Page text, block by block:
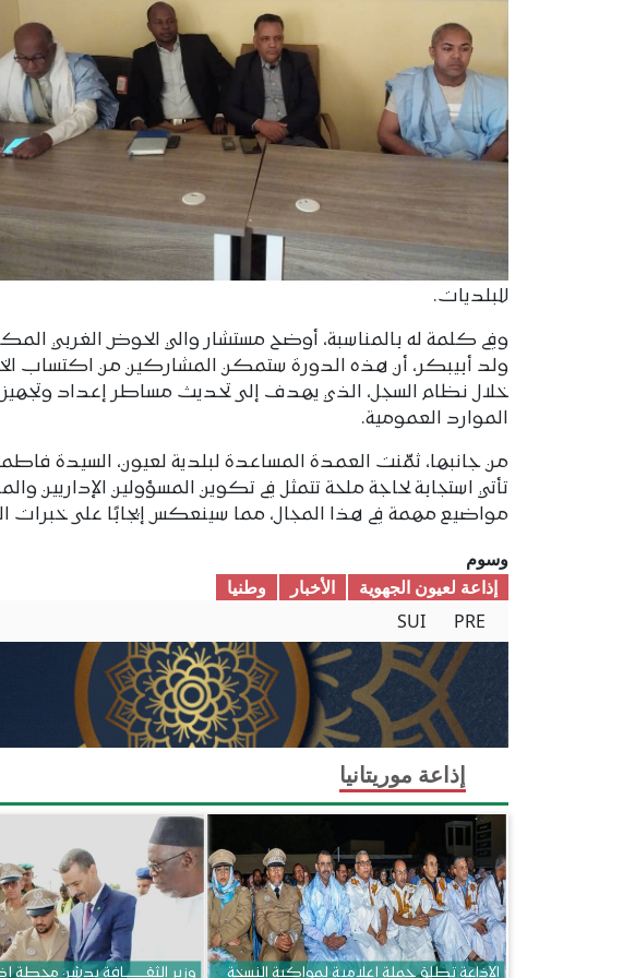
للبلديات.
وفي كلمة له بالمناسبة، أوضح مستشار والي الحوض الغربي
ولد أبيبكر، أن هذه الدورة ستمكن المشاركين من اكتساب
خلال نظام السجل، الذي يهدف إلى تحديث مساطر إعداد وتجهيز
الموارد العمومية.
من جانبها، ثمّنت العمدة المساعدة لبلدية لعيون، السيدة
تأتي استجابة لحاجة ملحة تتمثل في تكوين المسؤولين الإداريين
مواضيع مهمة في هذا المجال، مما سينعكس إيجابًا على خبرات
وسوم
إذاعة لعيون الجهوية
الأخبار
وطنیا
PRE
SUI
إذاعة موريتانيا
الإذاعة تطلق حملة إعلامية لمواكبة النسخة وزير الثقــــــــــافة يدشن محطة